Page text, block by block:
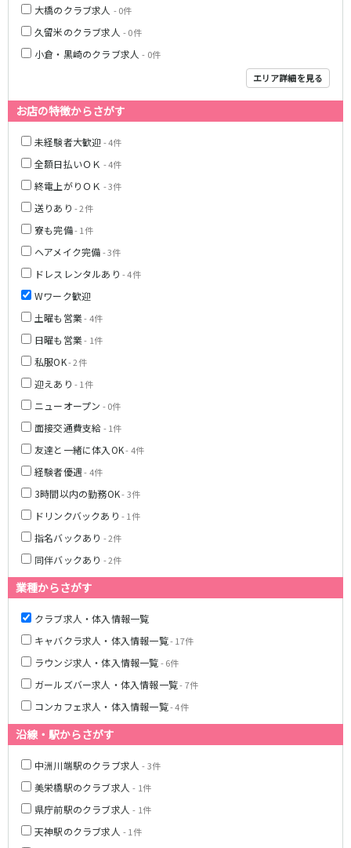
大橋のクラブ求人 - 0件
久留米のクラブ求人 - 0件
小倉・黒崎のクラブ求人- 0件
エリア詳細を見る
お店の特徴からさがす
未経験者大歓迎- 4件
全額日払いＯＫ - 4件
終電上がりＯＫ - 3件
送りあり - 2件
寮も完備- 1件
ヘアメイク完備- 3件
ドレスレンタルあり - 4件
Wワーク歓迎
土曜も営業- 4件
日曜も営業- 1件
私服OK- 2件
迎えあり - 1件
ニューオープン - 0件
面接交通費支給- 1件
友達と一緒に体入OK- 4件
経験者優遇- 4件
3時間以内の勤務OK- 3件
ドリンクバックあり - 1件
指名バックあり - 2件
同伴バックあり - 2件
業種からさがす
クラブ求人・体入情報一覧
キャバクラ求人・体入情報一覧- 17件
ラウンジ求人・体入情報一覧- 6件
ガールズバー求人・体入情報一覧- 7件
コンカフェ求人・体入情報一覧- 4件
沿線・駅からさがす
中洲川端駅のクラブ求人- 3件
美栄橋駅のクラブ求人- 1件
県庁前駅のクラブ求人- 1件
天神駅のクラブ求人 - 1件